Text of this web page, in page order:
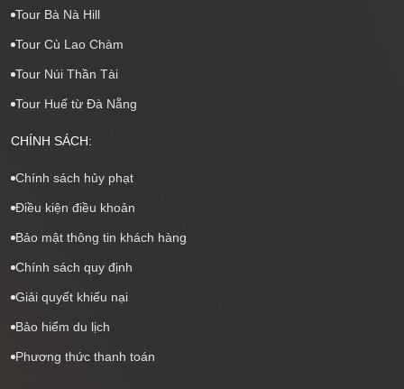
Tour Bà Nà Hill
Tour Cù Lao Chàm
Tour Núi Thần Tài
Tour Huế từ Đà Nẵng
CHÍNH SÁCH:
Chính sách hủy phạt
Điều kiện điều khoản
Bảo mật thông tin khách hàng
Chính sách quy định
Giải quyết khiếu nại
Bảo hiểm du lịch
Phương thức thanh toán